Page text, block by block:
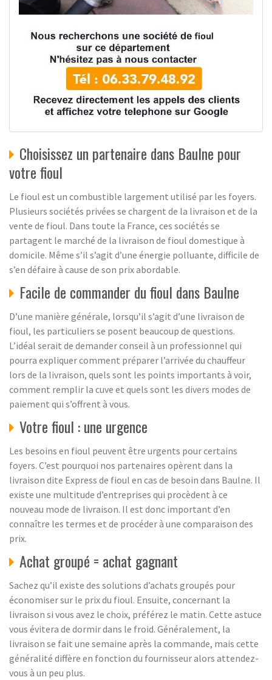
Choisissez un partenaire dans Baulne pour
votre fioul
Le fioul est un combustible largement utilisé par les foyers.
Plusieurs sociétés privées se chargent de la livraison et de la
vente de fioul. Dans toute la France, ces sociétés se
partagent le marché de la livraison de fioul domestique à
domicile. Même s’il s’agit d’une énergie polluante, difficile de
s’en défaire à cause de son prix abordable.
Facile de commander du fioul dans Baulne
D’une manière générale, lorsqu’il s’agit d’une livraison de
fioul, les particuliers se posent beaucoup de questions.
L’idéal serait de demander conseil à un professionnel qui
pourra expliquer comment préparer l’arrivée du chauffeur
lors de la livraison, quels sont les points importants à voir,
comment remplir la cuve et quels sont les divers modes de
paiement qui s’offrent à vous.
Votre fioul : une urgence
Les besoins en fioul peuvent être urgents pour certains
foyers. C’est pourquoi nos partenaires opèrent dans la
livraison dite Express de fioul en cas de besoin dans Baulne. Il
existe une multitude d’entreprises qui procèdent à ce
nouveau mode de livraison. Il est donc important d’en
connaître les termes et de procéder à une comparaison des
prix.
Achat groupé = achat gagnant
Sachez qu’il existe des solutions d’achats groupés pour
économiser sur le prix du fioul. Ensuite, concernant la
livraison si vous avez le choix, préférez le matin. Cette astuce
vous évitera de dormir dans le froid. Généralement, la
livraison se fait une semaine après la commande, mais cette
généralité diffère en fonction du fournisseur alors attendez-
vous à un peu plus.